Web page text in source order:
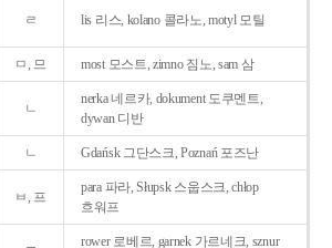
ㄹ lis 리스, kolano 콜라노, motyl 모틸
ㅁ, 므 most 모스트, zimno 짐노, sam 삼
ㄴ
nerka 네르카, dokument 도쿠멘트,
dywan 디반
ㄴ Gdańsk 그단스크, Poznań 포즈난
ㅂ, 프
para 파라, Słupsk 스웁스크, chłop
흐워프
rower 로베르, garnek 가르네크, sznur